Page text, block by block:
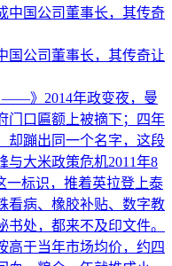
国公司董事长，其传奇让
》2014年政变夜，曼
门口匾额上被摘下；四年
却蹦出同一个名字，这段
与大米政策危机2011年8
一标识，推着英拉登上泰
看病、橡胶补贴、数字教
处，都来不及印文件。
高于当年市场均价，约四